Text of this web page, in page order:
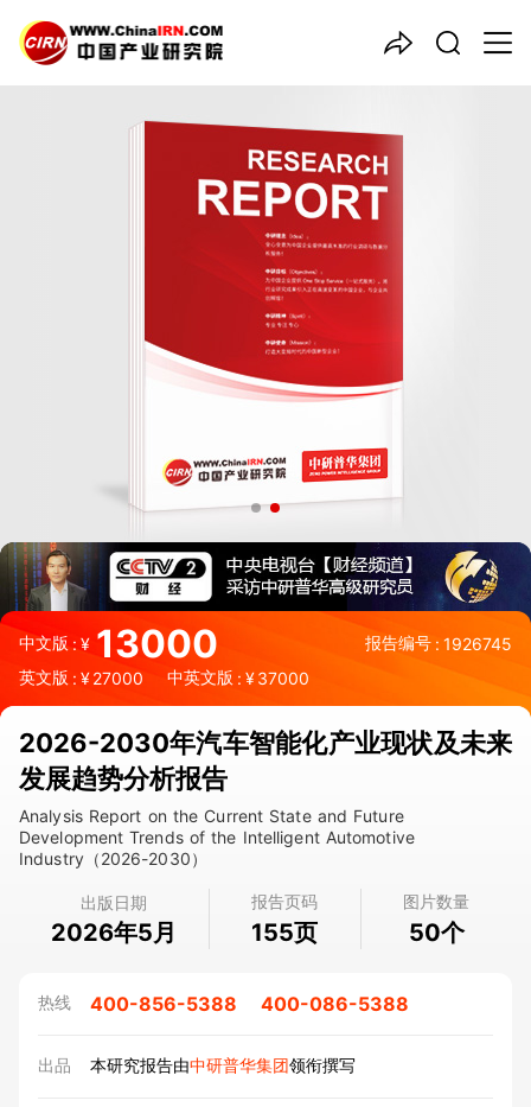
中文版:¥ 13000 报告编号 : 1926745
英文版 : ¥27000 中英文版 : ¥37000
2026-2030年汽车智能化产业现状及未来
发展趋势分析报告
Analysis Report on the Current State and Future
Development Trends of the Intelligent Automotive
Industry（2026-2030）
出版日期
2026年5月
报告页码
155页
图片数量
50个
热线 400-856-5388 400-086-5388
出品 本研究报告由中研普华集团领衔撰写
中国产业咨询领导者
2026-2030年
业现状及未来发展趋势分析报
告
品质保障，一年免费更新维护
报告编号：1926745
出版日期：2026年5月
《2026-2030年汽车智能化产业现状及未来发展趋势分析报告》
由中研普华汽车智能化行业分析专家领衔撰写，主要分析了汽车智
能化行业的市场规模、发展现状与投资前景，同时对汽车智能化行
业的未来发展做出科学的趋势预测和专业的汽车智能化行业数据分
析，帮助客户评估汽车智能化行业投资价值。
27年研究经验，深度洞察行业驱动力
多元化、高学历的实战型精英团队